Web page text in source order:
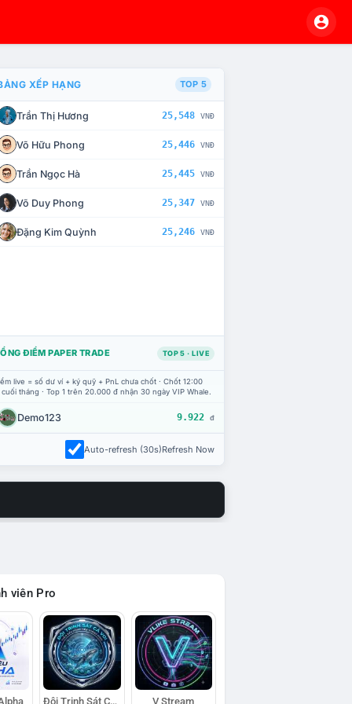
CHẾ TÀI XỬ LÝ VI PHẠM
XẾP HẠNG TOP 5
Trần Thị Hương 25,548 VNĐ
Võ Hữu Phong 25,446 VNĐ
Trần Ngọc Hà 25,445 VNĐ
Võ Duy Phong 25,347 VNĐ
Đặng Kim Quỳnh 25,246 VNĐ
ĐIỂM PAPER TRADE TOP 5 · LIVE
live = số dư ví + ký quỹ + PnL chưa chốt · Chốt 12:00
tháng · Top 1 trên 20.000 đ nhận 30 ngày VIP Whale.
Demo123 9.922 đ
Auto-refresh (30s)Refresh Now
viên Pro
Đội Trinh Sát Cá Voi V Stream